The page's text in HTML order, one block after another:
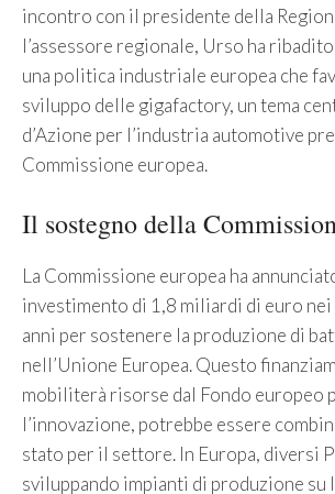
incontro con il presidente della
l’assessore regionale, Urso ha
una politica industriale europea che
sviluppo delle gigafactory, un tema
d’Azione per l’industria automotive
Commissione europea.
Il sostegno della
La Commissione europea ha
investimento di 1,8 miliardi di euro
anni per sostenere la produzione di
nell’Unione Europea. Questo
mobiliterà risorse dal Fondo europeo
l’innovazione, potrebbe essere
stato per il settore. In Europa, diversi
sviluppando impianti di produzione su